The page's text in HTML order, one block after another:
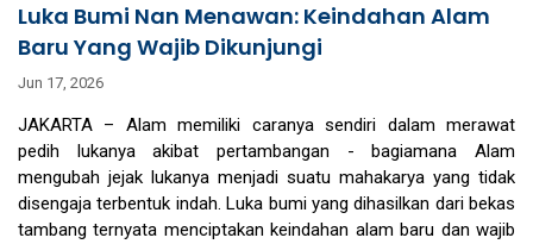
Luka Bumi Nan Menawan: Keindahan Alam
Baru Yang Wajib Dikunjungi
Jun 17, 2026
JAKARTA – Alam memiliki caranya sendiri dalam merawat
pedih lukanya akibat pertambangan - bagiamana Alam
mengubah jejak lukanya menjadi suatu mahakarya yang tidak
disengaja terbentuk indah. Luka bumi yang dihasilkan dari bekas
tambang ternyata menciptakan keindahan alam baru dan wajib